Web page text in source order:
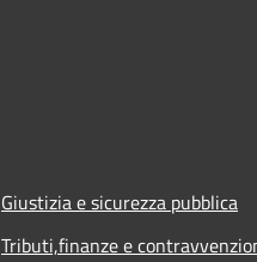
Giustizia e sicurezza pubblica
Tributi,finanze e